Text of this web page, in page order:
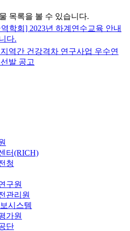
목록을 볼 수 있습니다.
학회] 2023년 하계연수교육 안내
다.
지역간 건강격차 연구사업 우수연
발 공고
터(RICH)
청
구원
관리원
시스템
가원
단